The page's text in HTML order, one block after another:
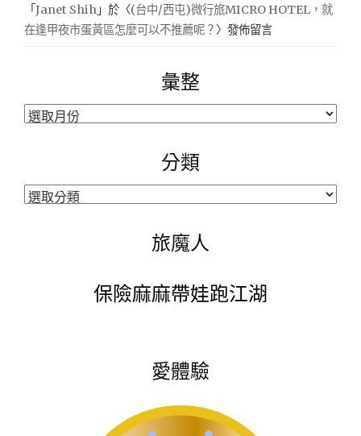
「Janet Shih 」於〈(台中/西屯)微行旅MICRO HOTEL，就
在逢甲夜市蛋黃區怎麼可以不推薦呢？ 〉發佈留言
彙整
彙
分類
分
旅魔人
保險麻麻帶娃跑江湖
愛體驗